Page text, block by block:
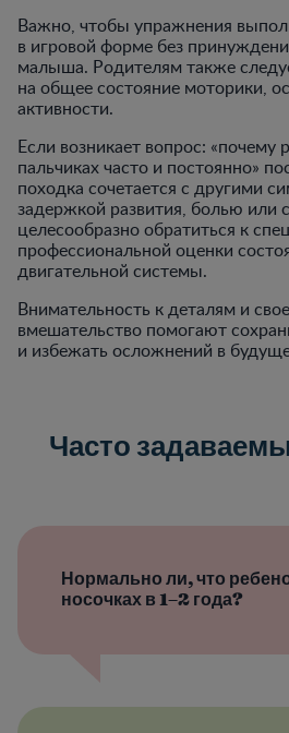
Важно, чтобы упражнения
в игровой форме без
малыша. Родителям также
на общее состояние моторики,
активности.
Если возникает вопрос: «почему
пальчиках часто и постоянно»
походка сочетается с другими
задержкой развития, болью или
целесообразно обратиться к
профессиональной оценки
двигательной системы.
Внимательность к деталям и
вмешательство помогают
и избежать осложнений в
Часто
Нормально ли, что
носочках в 1–2 года?